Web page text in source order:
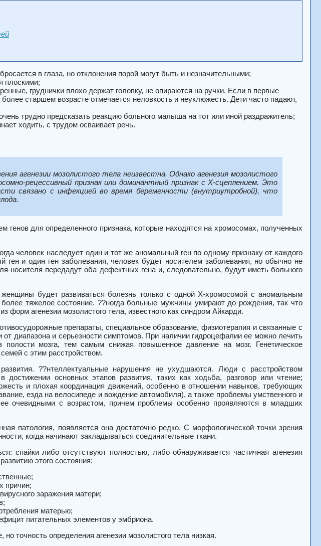
в глаза, но отклонения порой могут быть и незначительными;
плоскими;
груднички плохо держат головку, не опираются на ручки. Если в первые
старшем возрасте отмечается неловкость и неуклюжесть. Дети часто падают,
трудно предсказать реакцию больного малыша на тот или иной раздражитель;
ходить, с трудом осваивает речь.
агенезии мозолистого тела неизвестна. Однако агенезия мозолистого
рецессивный признак или доминантный признак с Х-сцеплением. Это
связано с инфекцией во время беременности (внутриутробной), что
генов для определенного признака, которые находятся на хромосомах, полученных
человек наследует один и тот же аномальный ген по одному признаку от каждого
ген и один ген заболевания, человек будет носителем заболевания, но обычно не
носителя передадут оба дефектных гена и, следовательно, будут иметь больного
будет развиваться болезнь только с одной Х-хромосомой с аномальным
тяжелое состояние. ??ногда больные мужчины умирают до рождения, так что
форм агенезии мозолистого тела, известного как синдром Айкарди.
препараты, специальное образование, физиотерапия и связанные с
диапазона и серьезности симптомов. При наличии гидроцефалии ее можно лечить
полости мозга, тем самым снижая повышенное давление на мозг. Генетическое
с этим расстройством.
??нтеллектуальные нарушения не ухудшаются. Люди с расстройством
достижении основных этапов развития, таких как ходьба, разговор или чтение;
и плохая координация движений, особенно в отношении навыков, требующих
езда на велосипеде и вождение автомобиля), а также проблемы умственного и
очевидными с возрастом, причем проблемы особенно проявляются в младших
патология, появляется она достаточно редко. С морфологической точки зрения
когда начинают закладываться соединительные ткани.
спайки либо отсутствуют полностью, либо обнаруживается частичная агенезия
этого состояния:
причин;
заражения матери;
матерью;
питательных элементов у эмбриона.
точность определения агенезии мозолистого тела низкая.